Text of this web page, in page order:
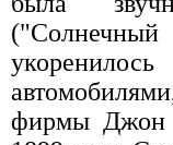
фирмы Джон